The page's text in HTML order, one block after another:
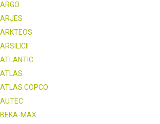
ARGO
ARJES
ARKTEOS
ARSILICII
ATLANTIC
ATLAS
ATLAS COPCO
AUTEC
BEKA-MAX